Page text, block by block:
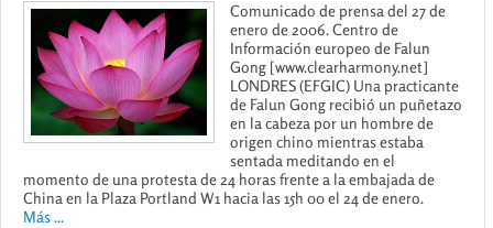
Comunicado de prensa del 27 de
enero de 2006. Centro de
Información europeo de Falun
Gong [www.clearharmony.net]
LONDRES (EFGIC) Una practicante
de Falun Gong recibió un puñetazo
en la cabeza por un hombre de
origen chino mientras estaba
sentada meditando en el
momento de una protesta de 24 horas frente a la embajada de
China en la Plaza Portland W1 hacia las 15h 00 el 24 de enero.
Más ...